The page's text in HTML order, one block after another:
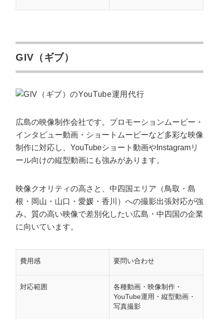
GIV（ギブ）
広島の映像制作会社です。プロモーションムービー・
インタビュー動画・ショートムービーなど多彩な映像
制作に対応し、YouTubeショート動画やInstagramリ
ール向けの縦型動画にも強みがあります。
映像クオリティの高さと、中四国エリア（鳥取・島
根・岡山・山口・愛媛・香川）への撮影出張対応が強
み。質の高い映像で差別化したい広島・中四国の企業
に向いています。
費用感 要問い合わせ
対応範囲
各種動画・映像制作・
YouTube運用・縦型動画・
写真撮影